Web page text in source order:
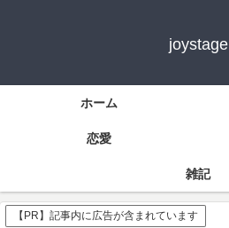
joystage
ホーム
恋愛
雑記
【PR】記事内に広告が含まれています